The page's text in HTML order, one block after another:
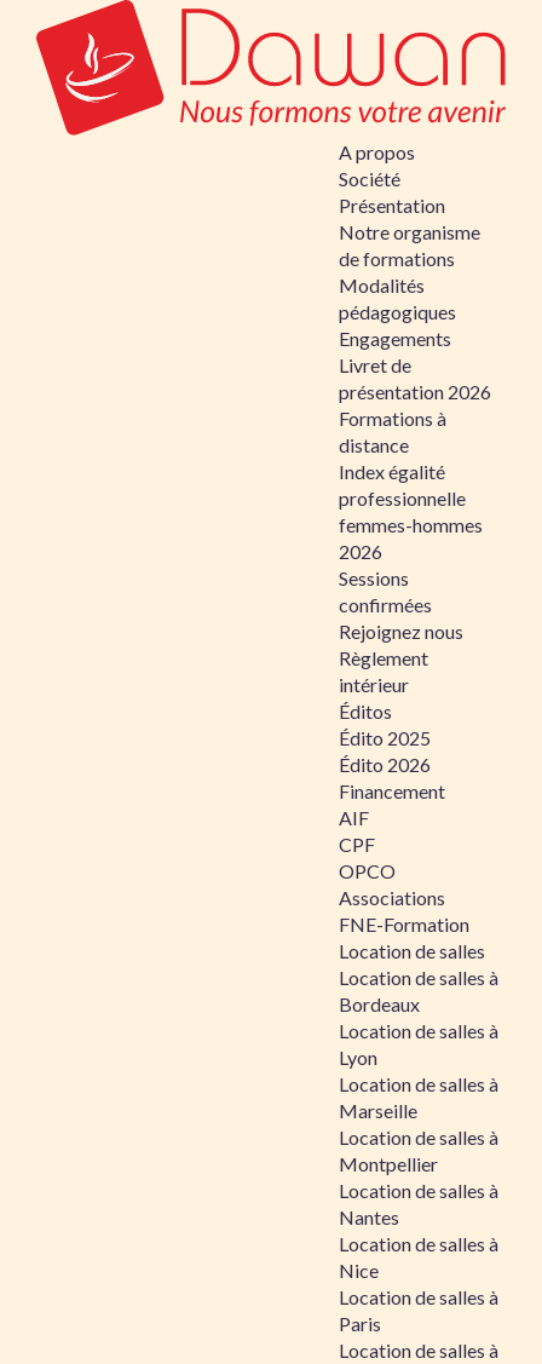
A propos
Société
Présentation
Notre organisme
de formations
Modalités
pédagogiques
Engagements
Livret de
présentation 2026
Formations à
distance
Index égalité
professionnelle
femmes-hommes
2026
Sessions
confirmées
Rejoignez nous
Règlement
intérieur
Éditos
Édito 2025
Édito 2026
Financement
AIF
CPF
OPCO
Associations
FNE-Formation
Location de salles
Location de salles à
Bordeaux
Location de salles à
Lyon
Location de salles à
Marseille
Location de salles à
Montpellier
Location de salles à
Nantes
Location de salles à
Nice
Location de salles à
Paris
Location de salles à